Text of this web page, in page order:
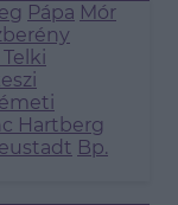
Pápa Mór
Telki
Hartberg
Bp.